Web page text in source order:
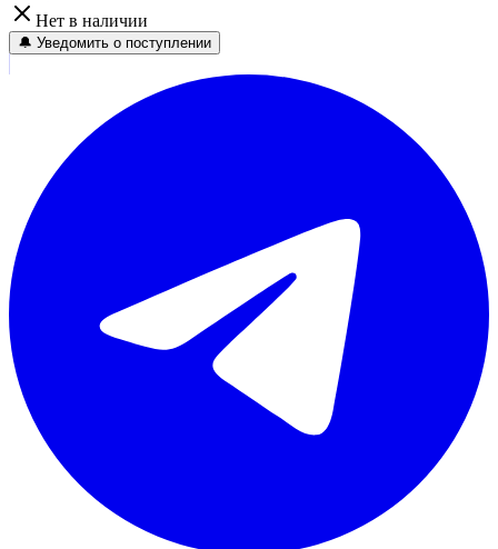
Нет в наличии
🔔 Уведомить о поступлении